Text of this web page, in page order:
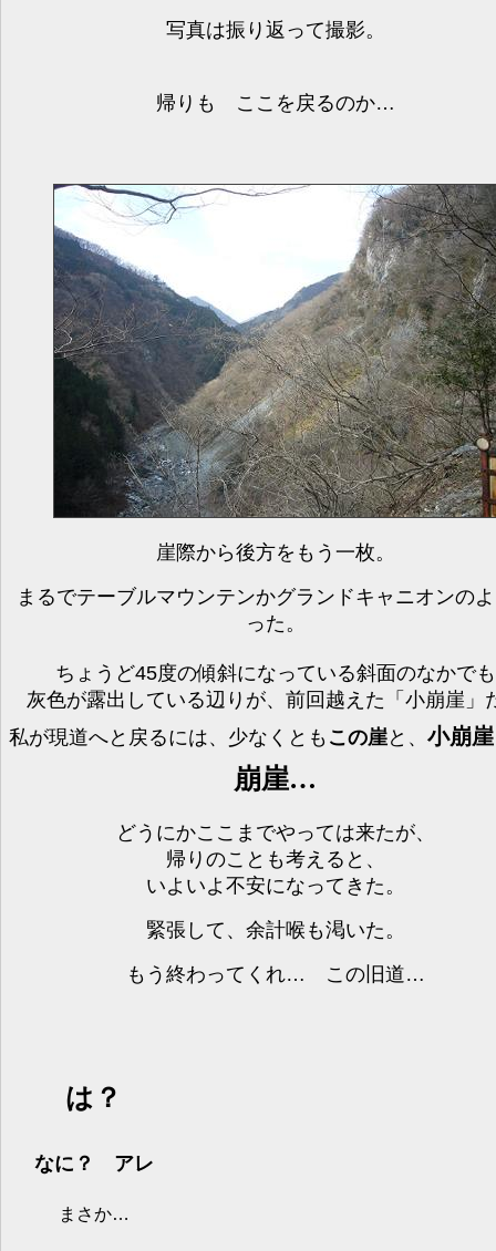
写真は振り返って撮影。
帰りも ここを戻るのか…
崖際から後方をもう一枚。
まるでテーブルマウンテンかグランドキャニオンの
った。
ちょうど45度の傾斜になっている斜面のなかでも
灰色が露出している辺りが、前回越えた「小崩崖」
私が現道へと戻るには、少なくとも この崖と、 小崩崖
崩崖…
どうにかここまでやっては来たが、
帰りのことも考えると、
いよいよ不安になってきた。
緊張して、余計喉も渇いた。
もう終わってくれ… この旧道…
は？
なに？ アレ
まさか…